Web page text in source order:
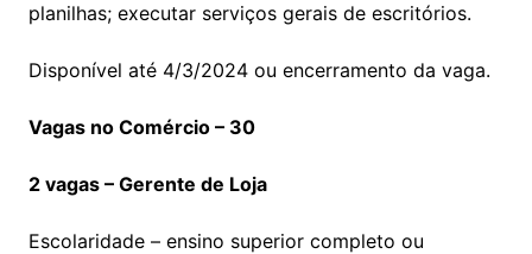
planilhas; executar serviços gerais de escritórios.
Disponível até 4/3/2024 ou encerramento da vaga.
Vagas no Comércio – 30
2 vagas – Gerente de Loja
Escolaridade – ensino superior completo ou